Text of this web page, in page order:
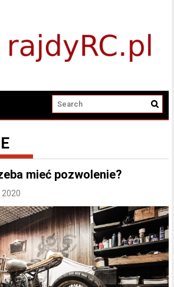
mieć pozwolenie?
2020